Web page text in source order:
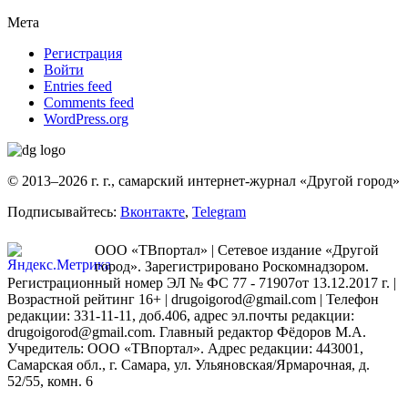
Мета
Регистрация
Войти
Entries feed
Comments feed
WordPress.org
© 2013–2026 г. г., самарский интернет-журнал «Другой город»
Подписывайтесь: Вконтакте, Telegram
ООО «ТВпортал» | Сетевое издание «Другой
город». Зарегистрировано Роскомнадзором.
Регистрационный номер ЭЛ № ФС 77 - 71907от 13.12.2017 г. |
Возрастной рейтинг 16+ | drugoigorod@gmail.com | Телефон
редакции: 331-11-11, доб.406, адрес эл.почты редакции:
drugoigorod@gmail.com. Главный редактор Фёдоров М.А.
Учредитель: ООО «ТВпортал». Адрес редакции: 443001,
Самарская обл., г. Самара, ул. Ульяновская/Ярмарочная, д.
52/55, комн. 6